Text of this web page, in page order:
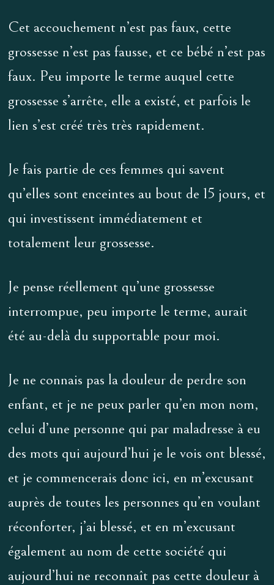
Cet accouchement n’est pas faux, cette
grossesse n’est pas fausse, et ce bébé n’est pas
faux. Peu importe le terme auquel cette
grossesse s’arrête, elle a existé, et parfois le
lien s’est créé très très rapidement.
Je fais partie de ces femmes qui savent
qu’elles sont enceintes au bout de 15 jours, et
qui investissent immédiatement et
totalement leur grossesse.
Je pense réellement qu’une grossesse
interrompue, peu importe le terme, aurait
été au-delà du supportable pour moi.
Je ne connais pas la douleur de perdre son
enfant, et je ne peux parler qu’en mon nom,
celui d’une personne qui par maladresse à eu
des mots qui aujourd’hui je le vois ont blessé,
et je commencerais donc ici, en m’excusant
auprès de toutes les personnes qu’en voulant
réconforter, j’ai blessé, et en m’excusant
également au nom de cette société qui
aujourd’hui ne reconnaît pas cette douleur à